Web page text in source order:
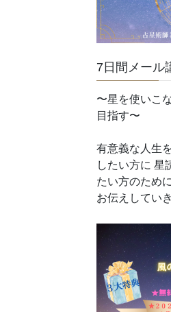
7日間メール
〜星を使いこ
目指す〜
有意義な人生
したい方に 星
たい方のため
お伝えしてい